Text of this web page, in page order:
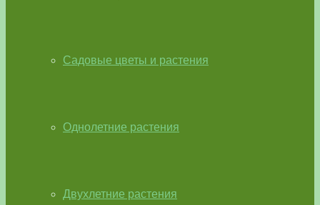
Садовые цветы и растения
Однолетние растения
Двухлетние растения